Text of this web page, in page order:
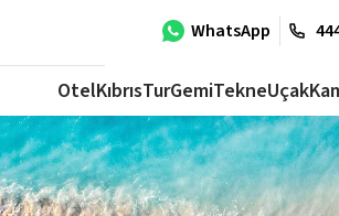
WhatsApp
OtelKıbrısTurGemiTekneUçak